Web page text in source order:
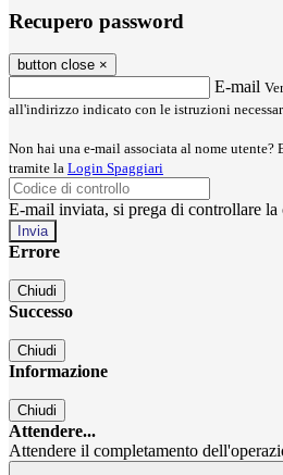
Recupero password
button close ×
E-mail
all'indirizzo indicato con le istruzioni
Non hai una e-mail associata al nome utente?
tramite la Login Spaggiari
E-mail inviata, si prega di controllare la
Errore
Chiudi
Successo
Chiudi
Informazione
Chiudi
Attendere...
Attendere il completamento